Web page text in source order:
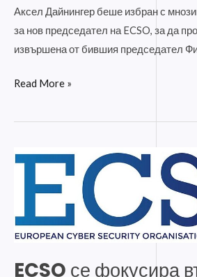
Аксел Дайнингер беше избран с
за нов председател на ECSO, за да
извършена от бившия председател
Read More »
ECSO се фокусира
ECSO
фокусира
киберсигурността
регионалните